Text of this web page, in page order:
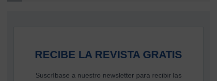
RECIBE LA REVISTA GRATIS
Suscríbase a nuestro newsletter para recibir las